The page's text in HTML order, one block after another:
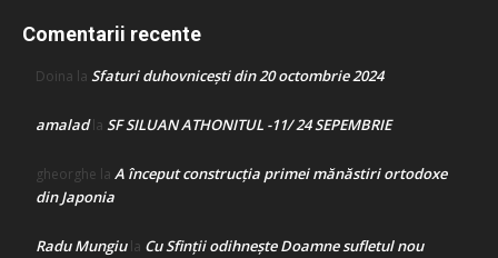
Comentarii recente
Doina la Sfaturi duhovnicești din 20 octombrie 2024
amaladla SF SILUAN ATHONITUL -11/ 24 SEPEMBRIE
gheorghe la A început construcţia primei mănăstiri ortodoxe
din Japonia
Radu Mungiula Cu Sfinții odihnește Doamne sufletul nou